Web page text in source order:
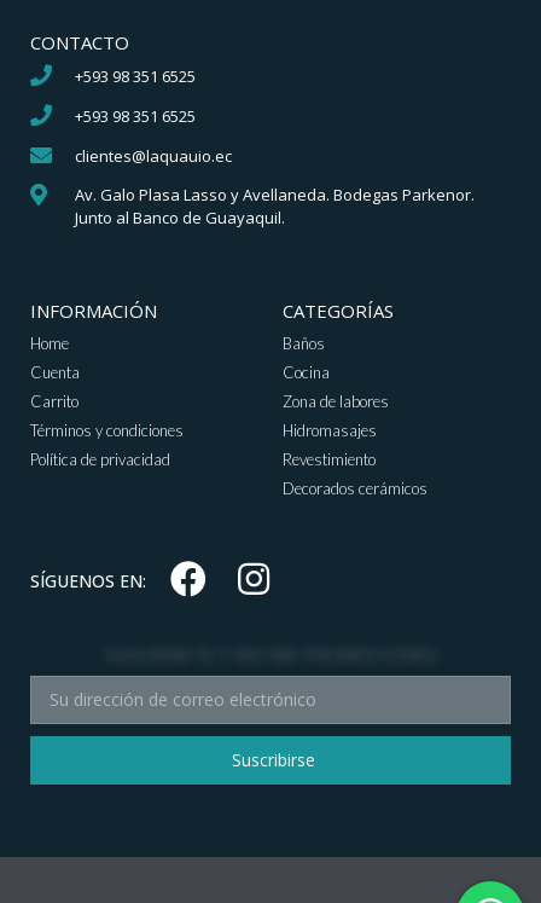
CONTACTO
+593 98 351 6525
+593 98 351 6525
clientes@laquauio.ec
Av. Galo Plasa Lasso y Avellaneda. Bodegas Parkenor.
Junto al Banco de Guayaquil.
INFORMACIÓN
Home
Cuenta
Carrito
Términos y condiciones
Política de privacidad
CATEGORÍAS
Baños
Cocina
Zona de labores
Hidromasajes
Revestimiento
Decorados cerámicos
SÍGUENOS EN:
Suscribirse